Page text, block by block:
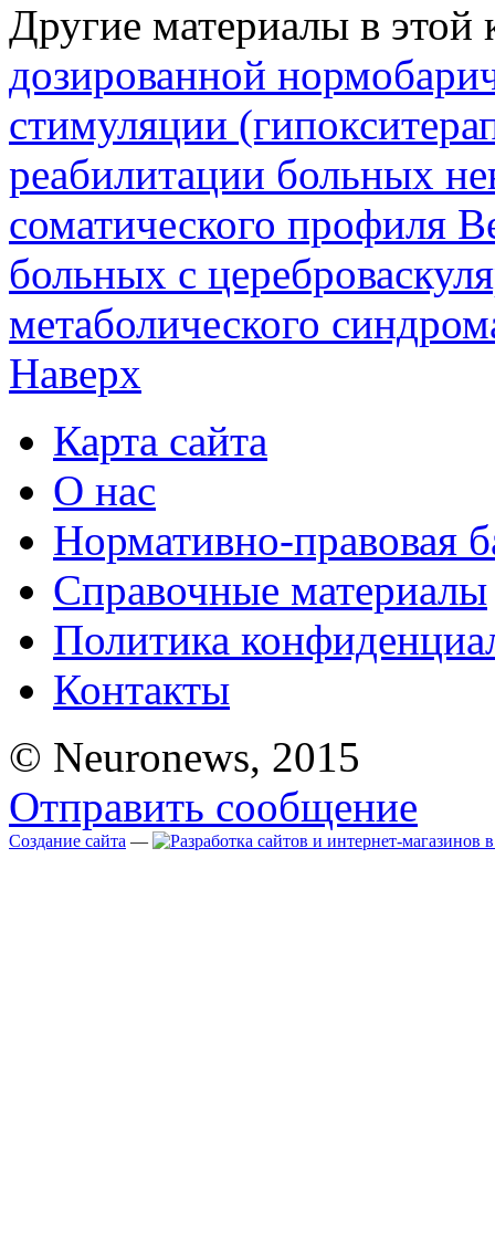
Другие материалы в этой
дозированной
стимуляции
реабилитации больных
соматического профиля
больных с
метаболического
Наверх
Карта сайта
О нас
Нормативно-правовая
Справочные материалы
Политика
Контакты
© Neuronews, 2015
Отправить сообщение
Создание сайта —